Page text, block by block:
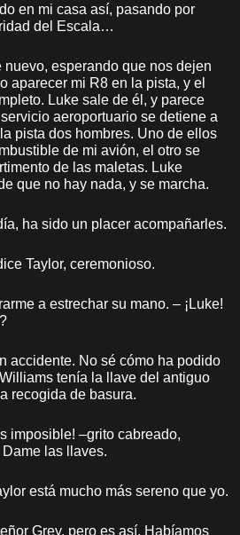
en mi casa así, pasando por
del Escala…
nuevo, esperando que nos dejen
aparecer mi R8 en la pista, y el
Luke sale de él, y parece
aeroportuario se detiene a
pista dos hombres. Uno de ellos
de mi avión, el otro se
de las maletas. Luke
que no hay nada, y se marcha.
ha sido un placer acompañarles.
Taylor, ceremonioso.
a estrechar su mano. – ¡Luke!
accidente. No sé cómo ha podido
tenía la llave del antiguo
recogida de basura.
imposible! –grito cabreado,
las llaves.
está mucho más sereno que yo.
Grey, pero es así. Habíamos